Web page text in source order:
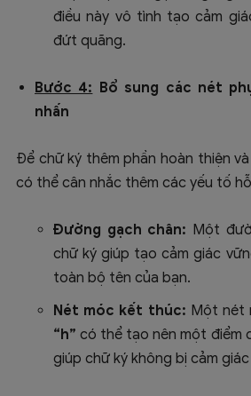
điều này vô tình tạo cảm
đứt quãng.
Bước 4: Bổ sung các nét
nhấn
Để chữ ký thêm phần hoàn thiện
có thể cân nhắc thêm các yếu tố
Đường gạch chân: Một
chữ ký giúp tạo cảm giác
toàn bộ tên của bạn.
Nét móc kết thúc: Một nét
“h” có thể tạo nên một điểm
giúp chữ ký không bị cảm giác